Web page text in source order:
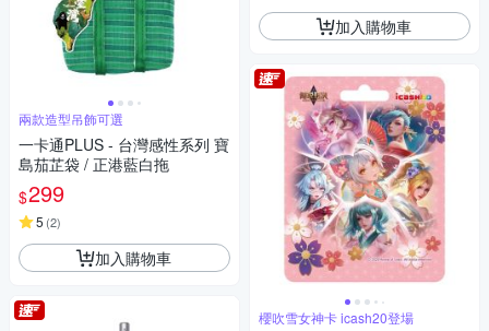
兩款造型吊飾可選
一卡通PLUS - 台灣感性系列 寶
島茄芷袋 / 正港藍白拖
$299
5 (2)
加入購物車
加入購物車
櫻吹雪女神卡 icash20登場